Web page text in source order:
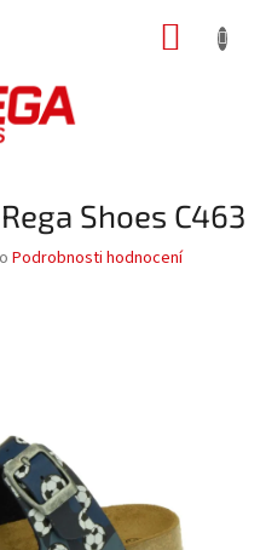
Shoes C463
Podrobnosti hodnocení